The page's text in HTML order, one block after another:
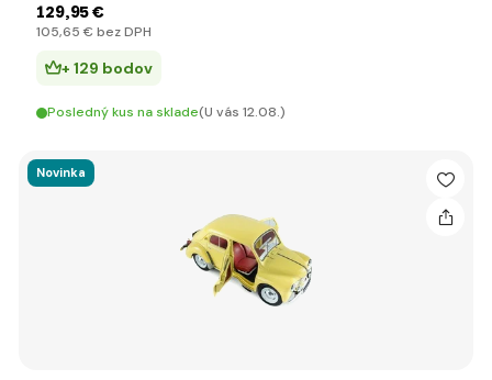
129,95 €
105,65 € bez DPH
+ 129 bodov
Posledný kus na sklade(U vás 12.08.)
Novinka